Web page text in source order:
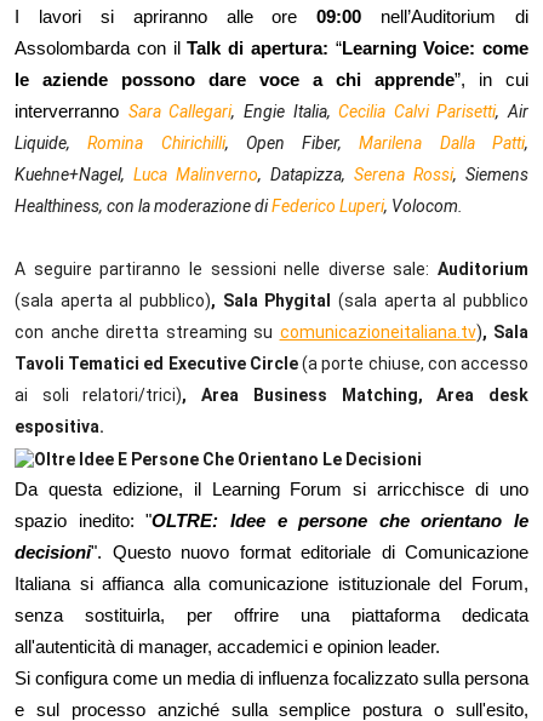
I lavori si apriranno alle ore 09:00 nell’Auditorium di
Assolombarda con il Talk di apertura: “Learning Voice: come
le aziende possono dare voce a chi apprende”, in cui
interverranno Sara Callegari, Engie Italia, Cecilia Calvi Parisetti, Air
Liquide, Romina Chirichilli, Open Fiber, Marilena Dalla Patti,
Kuehne+Nagel, Luca Malinverno, Datapizza, Serena Rossi, Siemens
Healthiness, con la moderazione di Federico Luperi, Volocom.
A seguire partiranno le sessioni nelle diverse sale: Auditorium
(sala aperta al pubblico), Sala Phygital
(sala aperta al pubblico
con anche diretta streaming su comunicazioneitaliana.tv), Sala
Tavoli Tematici ed Executive Circle (a porte chiuse, con accesso
ai soli relatori/trici), Area Business Matching, Area desk
espositiva.
Da questa edizione, il Learning Forum si arricchisce di uno
spazio inedito: "OLTRE: Idee e persone che orientano le
decisioni". Questo nuovo format editoriale di Comunicazione
Italiana si affianca alla comunicazione istituzionale del Forum,
senza sostituirla, per offrire una piattaforma dedicata
all'autenticità di manager, accademici e opinion leader.
Si configura come un media di influenza focalizzato sulla persona
e sul processo anziché sulla semplice postura o sull'esito,